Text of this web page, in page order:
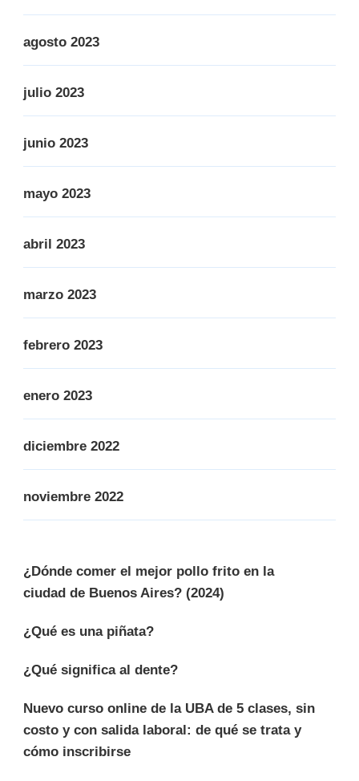
agosto 2023
julio 2023
junio 2023
mayo 2023
abril 2023
marzo 2023
febrero 2023
enero 2023
diciembre 2022
noviembre 2022
¿Dónde comer el mejor pollo frito en la
ciudad de Buenos Aires? (2024)
¿Qué es una piñata?
¿Qué significa al dente?
Nuevo curso online de la UBA de 5 clases, sin
costo y con salida laboral: de qué se trata y
cómo inscribirse